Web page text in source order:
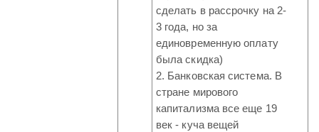
сделать в рассрочку на 2-
3 года, но за
единовременную оплату
была скидка)
2. Банковская система. В
стране мирового
капитализма все еще 19
век - куча вещей